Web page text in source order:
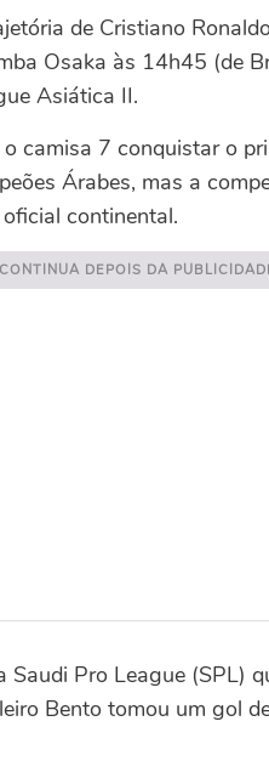
de Cristiano
Osaka às 14h45 (de
Asiática II.
camisa 7 conquistar o
Árabes, mas a
continental.
Pro League (SPL)
Bento tomou um gol